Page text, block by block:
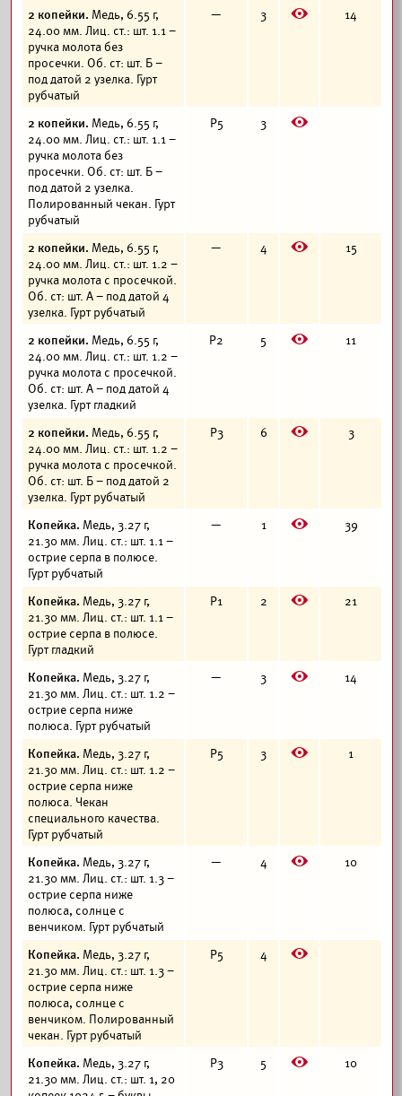
2 копейки. Медь, 6.55 г,
24.00 мм. Лиц. ст.: шт. 1.1 –
ручка молота без
просечки. Об. ст: шт. Б –
под датой 2 узелка. Гурт
рубчатый
— 3 E 14
2 копейки. Медь, 6.55 г,
24.00 мм. Лиц. ст.: шт. 1.1 –
ручка молота без
просечки. Об. ст: шт. Б –
под датой 2 узелка.
Полированный чекан. Гурт
рубчатый
Р5 3 E
2 копейки. Медь, 6.55 г,
24.00 мм. Лиц. ст.: шт. 1.2 –
ручка молота с просечкой.
Об. ст: шт. А – под датой 4
узелка. Гурт рубчатый
— 4 E 15
2 копейки. Медь, 6.55 г,
24.00 мм. Лиц. ст.: шт. 1.2 –
ручка молота с просечкой.
Об. ст: шт. А – под датой 4
узелка. Гурт гладкий
Р2 5 E 11
2 копейки. Медь, 6.55 г,
24.00 мм. Лиц. ст.: шт. 1.2 –
ручка молота с просечкой.
Об. ст: шт. Б – под датой 2
узелка. Гурт рубчатый
Р3 6 E 3
Копейка. Медь, 3.27 г,
21.30 мм. Лиц. ст.: шт. 1.1 –
острие серпа в полюсе.
Гурт рубчатый
— 1 E 39
Копейка. Медь, 3.27 г,
21.30 мм. Лиц. ст.: шт. 1.1 –
острие серпа в полюсе.
Гурт гладкий
Р1 2 E 21
Копейка. Медь, 3.27 г,
21.30 мм. Лиц. ст.: шт. 1.2 –
острие серпа ниже
полюса. Гурт рубчатый
— 3 E 14
Копейка. Медь, 3.27 г,
21.30 мм. Лиц. ст.: шт. 1.2 –
острие серпа ниже
полюса. Чекан
специального качества.
Гурт рубчатый
Р5 3 E 1
Копейка. Медь, 3.27 г,
21.30 мм. Лиц. ст.: шт. 1.3 –
острие серпа ниже
полюса, солнце с
венчиком. Гурт рубчатый
— 4 E 10
Копейка. Медь, 3.27 г,
21.30 мм. Лиц. ст.: шт. 1.3 –
острие серпа ниже
полюса, солнце с
венчиком. Полированный
чекан. Гурт рубчатый
Р5 4 E
Копейка. Медь, 3.27 г,
21.30 мм. Лиц. ст.: шт. 1, 20
Р3 5 E 10